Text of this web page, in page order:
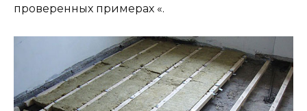
проверенных примерах «.